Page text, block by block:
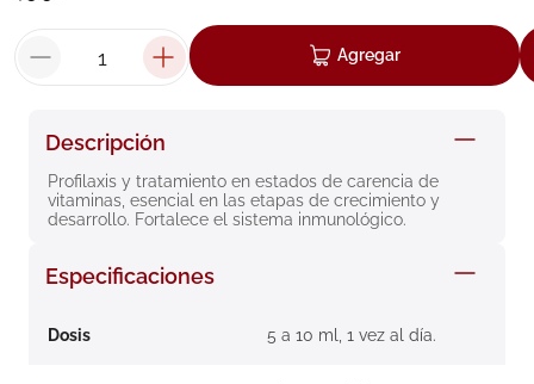
Agregar
Descripción
Profilaxis y tratamiento en estados de carencia de
vitaminas, esencial en las etapas de crecimiento y
desarrollo. Fortalece el sistema inmunológico.
Especificaciones
Dosis 5 a 10 ml, 1 vez al día.
cerave
7. isdin
8. roche posay
9. nivea
10.pañales